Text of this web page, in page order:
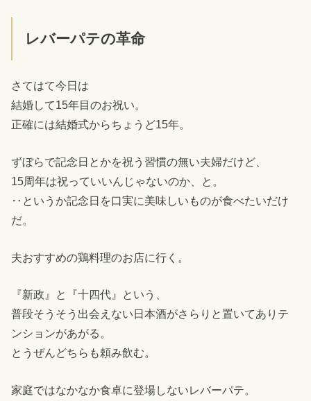
レバーパテの革命
さてはて今日は
結婚して15年目のお祝い。
正確には結婚式からちょうど15年。
ずぼらで記念日とかを祝う習慣の無い夫婦だけど、
15周年は祝っていいんじゃないのか、と。
‥というか記念日を口実に美味しいものが食べたいだけ
だ。
夫おすすめの鶏料理のお店に行く。
『新政』と『十四代』という、
普段そうそう出会えない日本酒がさらりと置いてありテ
ンションがあがる。
とうぜんどちらも頼み飲む。
家庭ではなかなか食卓に登場しないレバーパテ。